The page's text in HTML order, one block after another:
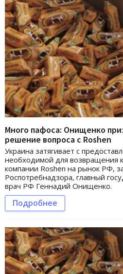
Много пафоса: Онищенко
решение вопроса с Roshen
Украина затягивает с
необходимой для возвращения
компании Roshen на рынок РФ,
Роспотребнадзора, главный
врач РФ Геннадий Онищенко.
Подробнее